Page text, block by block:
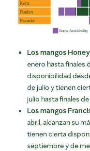
Los mangos Honey
enero hasta finales
disponibilidad
de julio y tienen
julio hasta finales
Los mangos
abril, alcanzan su
tienen cierta
septiembre y de